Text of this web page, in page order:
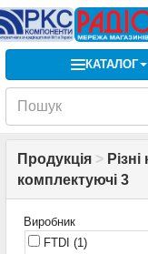
КАТАЛОГ
Продукція >
комплектуючі 3
Виробник
FTDI (1)